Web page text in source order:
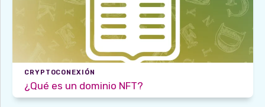
CRYPTOCONEXIÓN
¿Qué es un dominio NFT?